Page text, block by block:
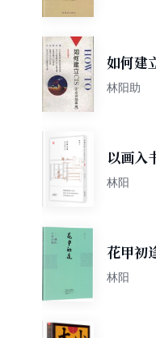
如何建
林阳助
以画入
林阳
花甲初
林阳